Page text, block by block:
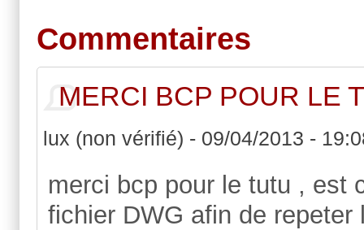
Commentaires
MERCI BCP POUR LE
lux (non vérifié) - 09/04/2013 -
merci bcp pour le tutu , est
fichier DWG afin de repeter